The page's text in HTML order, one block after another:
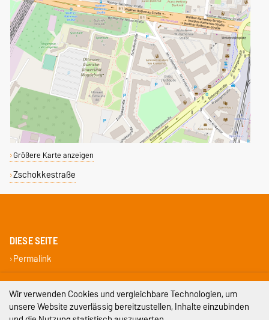
Größere Karte anzeigen
Zschokkestraße
DIESE SEITE
Permalink
Impressum
Datenschutz
Wir verwenden Cookies und vergleichbare Technologien, um
unsere Website zuverlässig bereitzustellen, Inhalte einzubinden